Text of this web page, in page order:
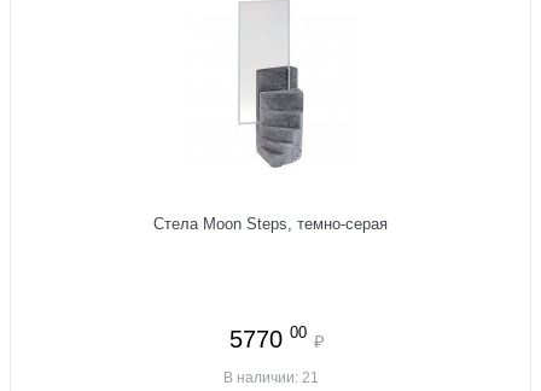
Стела Moon Steps, темно-серая
5770 00 ₽
В наличии: 21